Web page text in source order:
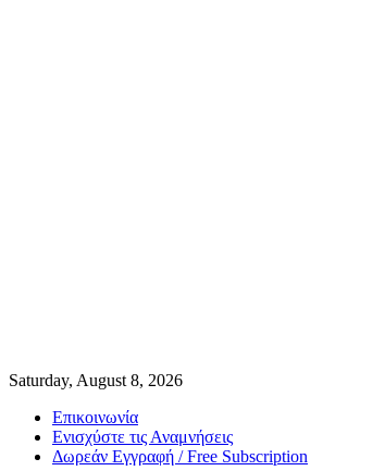
Saturday, August 8, 2026
Επικοινωνία
Ενισχύστε τις Αναμνήσεις
Δωρεάν Εγγραφή / Free Subscription